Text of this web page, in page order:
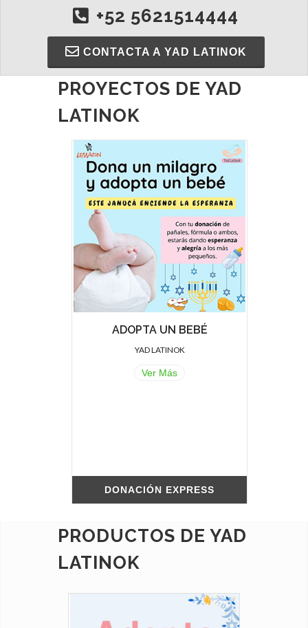
+52 5621514444
CONTACTA A YAD LATINOK
PROYECTOS DE YAD
LATINOK
ADOPTA UN BEBÉ
YAD LATINOK
Ver Más
DONACIÓN EXPRESS
PRODUCTOS DE YAD
LATINOK